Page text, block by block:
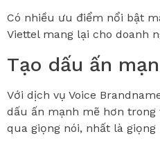
Có nhiều ưu điểm nổi bật
Viettel mang lại cho doanh
Tạo dấu ấn
Với dịch vụ Voice
dấu ấn mạnh mẽ hơn
qua giọng nói, nhất là